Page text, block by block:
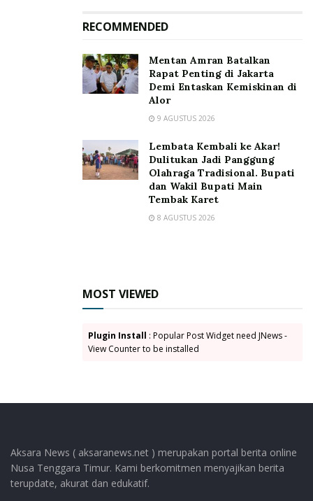
dan Petrus Bala Wukak menolak untuk pergi dan dari
pemilik lahan, dan 3 orang masyarakat.
Geotermal Panas Bumi Petrus Bala Wukak
RECOMMENDED
Mentan Amran Batalkan
Rapat Penting di Jakarta
Demi Entaskan Kemiskinan di
Alor
9 AGUSTUS 2026
Lembata Kembali ke Akar!
Dulitukan Jadi Panggung
Olahraga Tradisional. Bupati
dan Wakil Bupati Main
Tembak Karet
8 AGUSTUS 2026
MOST VIEWED
Plugin Install : Popular Post Widget need JNews -
View Counter to be installed
Aksara News ( aksaranews.net ) merupakan portal berita online
Nusa Tenggara Timur. Kami berkomitmen menyajikan berita
terupdate, akurat dan edukatif.